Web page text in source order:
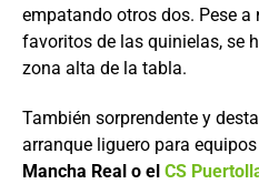
empatando otros dos. Pese a
favoritos de las quinielas, se
zona alta de la tabla.
También sorprendente y
arranque liguero para
Mancha Real o el CS